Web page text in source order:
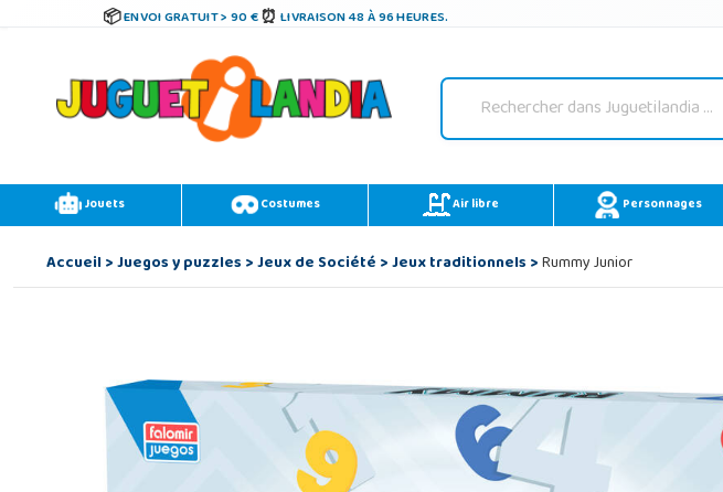
ENVOI GRATUIT > 90 € LIVRAISON 48 À 96 HEURES.
Jouets Costumes Air libre Personnages
Accueil>Juegos y puzzles>Jeux de Société>Jeux traditionnels>Rummy Junior